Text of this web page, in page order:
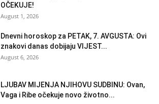
OČEKUJE!
August 1, 2026
Dnevni horoskop za PETAK, 7. AVGUSTA: Ovi
znakovi danas dobijaju VIJEST...
August 6, 2026
LJUBAV MIJENJA NJIHOVU SUDBINU: Ovan,
Vaga i Ribe očekuje novo životno...